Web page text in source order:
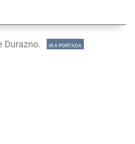
Durazno. IR A PORTADA